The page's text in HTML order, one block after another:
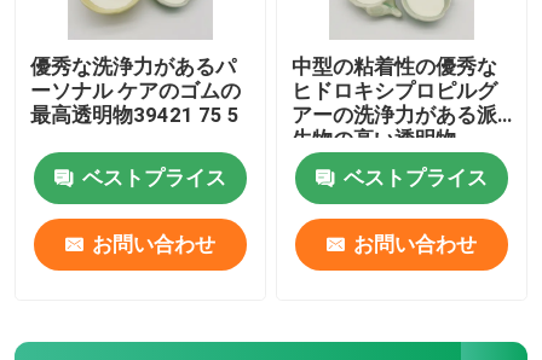
優秀な洗浄力があるパ
ーソナル ケアのゴムの
最高透明物39421 75 5
ベストプライス
お問い合わせ
中型の粘着性の優秀な
ヒドロキシプロピルグ
アーの洗浄力がある派
生物の高い透明物
ベストプライス
お問い合わせ